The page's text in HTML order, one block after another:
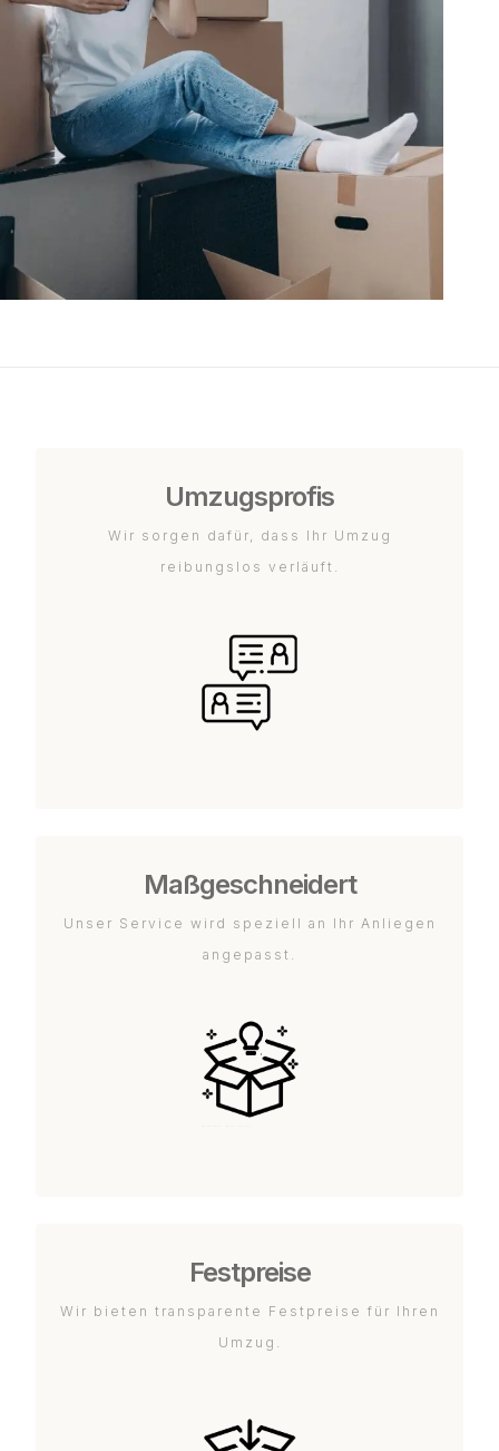
Umzugsprofis
Wir sorgen dafür, dass Ihr Umzug
reibungslos verläuft.
Maßgeschneidert
Unser Service wird speziell an Ihr Anliegen
angepasst.
Festpreise
Wir bieten transparente Festpreise für Ihren
Umzug.